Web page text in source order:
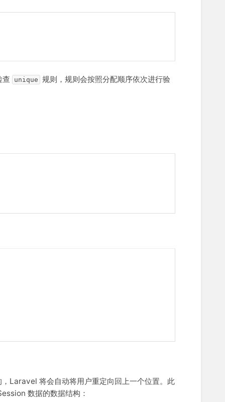
查 unique 规则，规则会按照分配顺序依次进行验
Laravel 将会自动将用户重定向回上一个位置。此
数据的数据结构：